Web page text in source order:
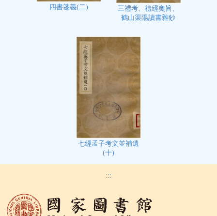
四書箋義(二)
三禮考、禮經奧旨、
鶴山渠陽讀書雜鈔
七經孟子考文並補遺
(十)
:::